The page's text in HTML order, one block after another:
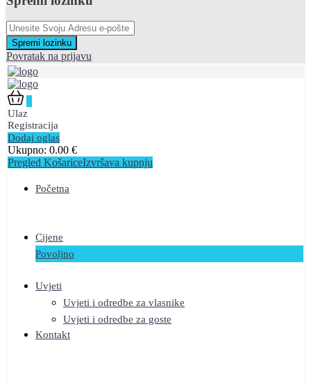
Spremi lozinku
Povratak na prijavu
Ulaz
Registracija
Dodaj oglas
Ukupno: 0.00 €
Pregled KošariceIzvršava kupnju
Početna
Cijene
Povoljno
Uvjeti
Uvjeti i odredbe za vlasnike
Uvjeti i odredbe za goste
Kontakt